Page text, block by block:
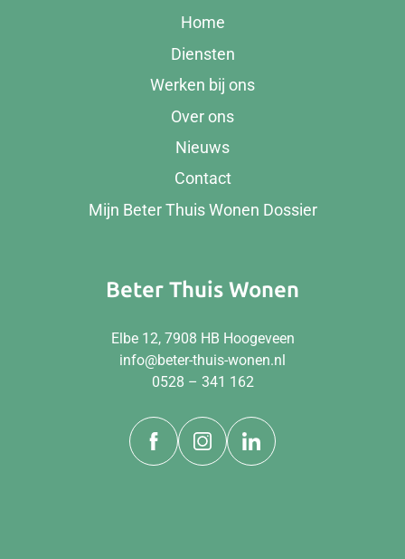
Home
Diensten
Werken bij ons
Over ons
Nieuws
Contact
Mijn Beter Thuis Wonen Dossier
Beter Thuis Wonen
Elbe 12, 7908 HB Hoogeveen
info@beter-thuis-wonen.nl
0528 – 341 162